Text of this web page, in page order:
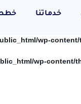
خدماتنا خطط
wp-
wp-content/